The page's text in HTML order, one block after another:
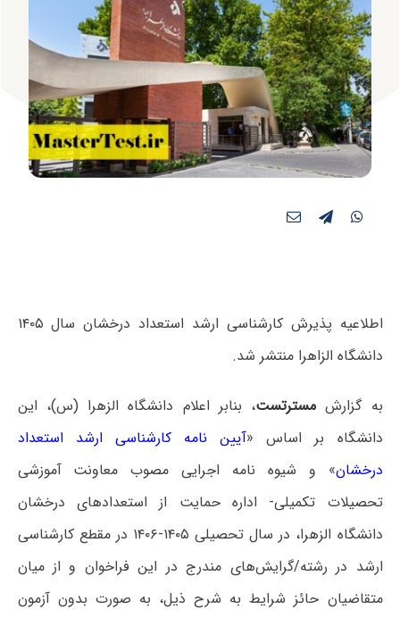
اطلاعیه پذیرش کارشناسی ارشد استعداد درخشان سال ۱۴۰۵
دانشگاه الزاهرا منتشر شد.
به گزارش مسترتست، بنابر اعلام دانشگاه الزهرا (س)، این
دانشگاه بر اساس «آیین نامه کارشناسی ارشد استعداد
درخشان» و شیوه نامه اجرایی مصوب معاونت آموزشی
تحصیلات تکمیلی- اداره حمایت از استعدادهای درخشان
دانشگاه الزهرا، در سال تحصیلی ۱۴۰۵-۱۴۰۶ در مقطع کارشناسی
ارشد در رشته/گرایش‌های مندرج در این فراخوان و از میان
متقاضیان حائز شرایط به شرح ذیل، به صورت بدون آزمون